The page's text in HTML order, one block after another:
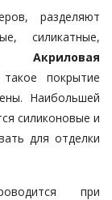
разделяют
силикатные,
Акриловая
покрытие
Наибольшей
силиконовые и
для отделки
при